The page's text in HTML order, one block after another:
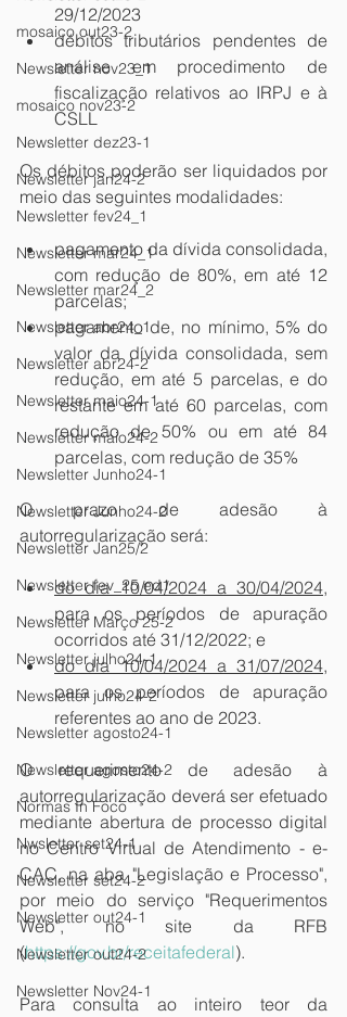
mosaico out23-2
Newsletter nov23_1
mosaico nov23-2
Newsletter dez23-1
Newsletter jan24-2
Newsletter fev24_1
Newsletter mar24_1
Newsletter mar24_2
Newsletter abr24_1
Newsletter abr24-2
Newsletter maio24-1
Newsletter maio24-2
Newsletter Junho24-1
Newsletter Junho24-2
Newsletter Jan25/2
Newsletter fev_25 ed1
Newsletter Março 25-2
Newsletter julho24-1
Newsletter julho24-2
Newsletter agosto24-1
Newsletter agosto24-2
Normas In Foco
Nwsletter set24-1
Newsletter set24-2
Newsletter out24-1
Newsletter out24-2
Newsletter Nov24-1
29/12/2023
débitos tributários pendentes de
análise em procedimento de
fiscalização relativos ao IRPJ e à
CSLL
Os débitos poderão ser liquidados por
meio das seguintes modalidades:
pagamento da dívida consolidada,
com redução de 80%, em até 12
parcelas;
pagamento de, no mínimo, 5% do
valor da dívida consolidada, sem
redução, em até 5 parcelas, e do
restante em até 60 parcelas, com
redução de 50% ou em até 84
parcelas, com redução de 35%
O prazo de adesão à
autorregularização será:
do dia 10/04/2024 a 30/04/2024,
para os períodos de apuração
ocorridos até 31/12/2022; e
do dia 10/04/2024 a 31/07/2024,
para os períodos de apuração
referentes ao ano de 2023.
O requerimento de adesão à
autorregularização deverá ser efetuado
mediante abertura de processo digital
no Centro Virtual de Atendimento - e-
CAC, na aba "Legislação e Processo",
por meio do serviço "Requerimentos
Web", no site da RFB
(https://gov.br/receitafederal).
Para consulta ao inteiro teor da